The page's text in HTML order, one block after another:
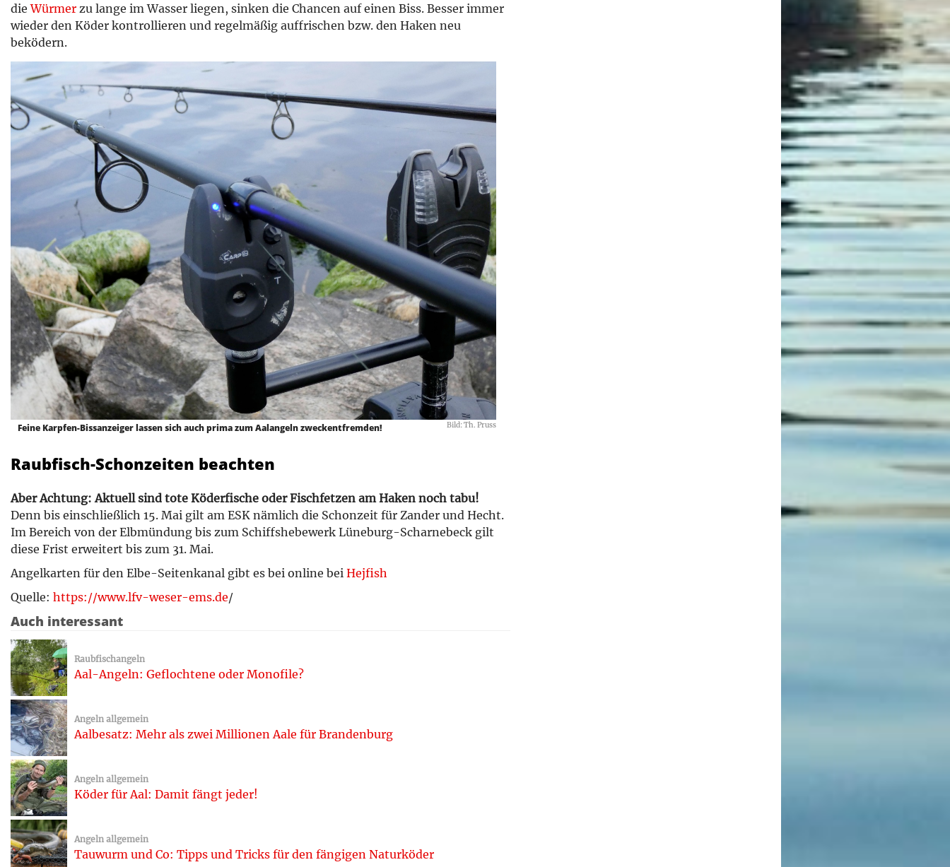
dieWürmer zu lange im Wasser liegen, sinken die Chancen auf einen Biss. Besser immer
wieder den Köder kontrollieren und regelmäßig auffrischen bzw. den Haken neu
beködern.
Bild: Th. Pruss
Feine Karpfen-Bissanzeiger lassen sich auch prima zum Aalangeln zweckentfremden!
Raubfisch-Schonzeiten beachten
Aber Achtung: Aktuell sind tote Köderfische oder Fischfetzen am Haken noch tabu!
Denn bis einschließlich 15. Mai gilt am ESK nämlich die Schonzeit für Zander und Hecht.
Im Bereich von der Elbmündung bis zum Schiffshebewerk Lüneburg-Scharnebeck gilt
diese Frist erweitert bis zum 31. Mai.
Angelkarten für den Elbe-Seitenkanal gibt es bei online bei Hejfish
Quelle: https://www.lfv-weser-ems.de/
Auch interessant
Raubfischangeln
Aal-Angeln: Geflochtene oder Monofile?
Angeln allgemein
Aalbesatz: Mehr als zwei Millionen Aale für Brandenburg
Angeln allgemein
Köder für Aal: Damit fängt jeder!
Angeln allgemein
Tauwurm und Co: Tipps und Tricks für den fängigen Naturköder